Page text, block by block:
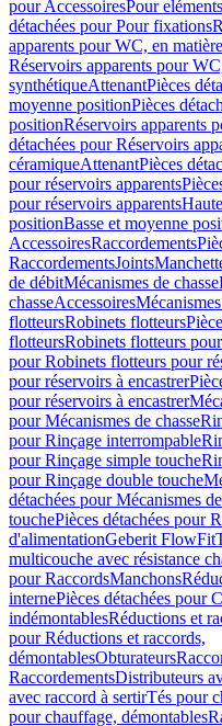
pour AccessoiresPour
détachées pour Pour fixations
apparents pour WC, en
Réservoirs apparents pour
synthétiqueAttenantPièces
moyenne positionPièces
positionRéservoirs apparents
détachées pour Réservoirs
céramiqueAttenantPièces
pour réservoirs apparents
pour réservoirs apparents
positionBasse et moyenne
AccessoiresRaccordements
RaccordementsJoints
de débitMécanismes de chasse
chasseAccessoires
flotteursRobinets flotteurs
flotteursRobinets flotteurs
pour Robinets flotteurs pour
pour réservoirs à encastrer
pour réservoirs à encastrer
pour Mécanismes de chasse
pour Rinçage interrompable
pour Rinçage simple touche
pour Rinçage double touche
détachées pour Mécanismes
touchePièces détachées pour
d'alimentationGeberit FlowFit
multicouche avec résistance
pour RaccordsManchons
internePièces détachées pour
indémontablesRéductions et
pour Réductions et raccords,
démontablesObturateurs
RaccordementsDistributeurs
avec raccord à sertirTés pour
pour chauffage, démontables